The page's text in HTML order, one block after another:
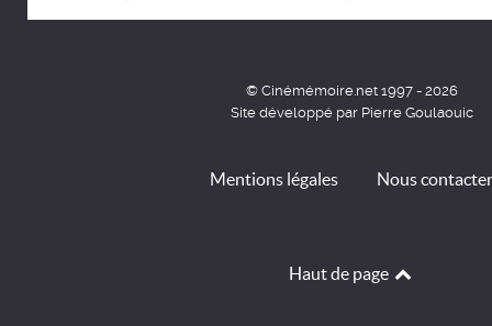
© Cinémémoire.net 1997 - 2026
Site développé par Pierre Goulaouic
Mentions légales Nous contacter
Haut de page